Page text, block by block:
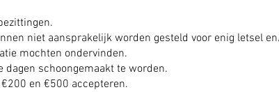
niet aansprakelijk worden gesteld voor enig letsel
mochten ondervinden.
schoongemaakt te worden.
en €500 accepteren.